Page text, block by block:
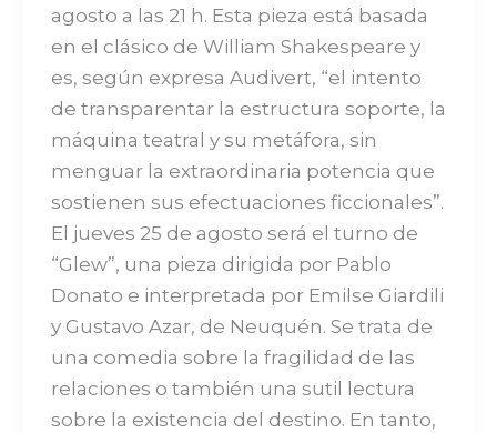
agosto a las 21 h. Esta pieza está basada
en el clásico de William Shakespeare y
es, según expresa Audivert, “el intento
de transparentar la estructura soporte, la
máquina teatral y su metáfora, sin
menguar la extraordinaria potencia que
sostienen sus efectuaciones ficcionales”.
El jueves 25 de agosto será el turno de
“Glew”, una pieza dirigida por Pablo
Donato e interpretada por Emilse Giardili
y Gustavo Azar, de Neuquén. Se trata de
una comedia sobre la fragilidad de las
relaciones o también una sutil lectura
sobre la existencia del destino. En tanto,